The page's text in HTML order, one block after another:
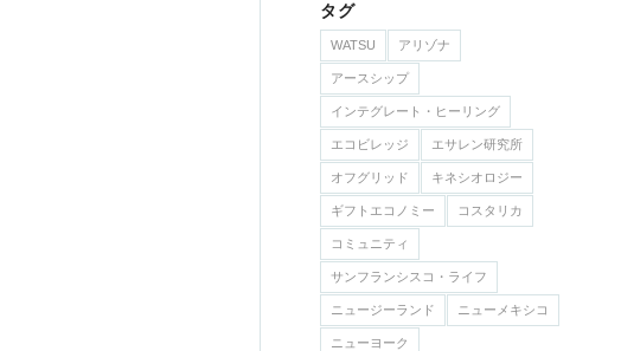
タグ
WATSU アリゾナ
アースシップ
インテグレート・ヒーリング
エコビレッジ エサレン研究所
オフグリッド キネシオロジー
ギフトエコノミー コスタリカ
コミュニティ
サンフランシスコ・ライフ
ニュージーランド ニューメキシコ
ニューヨーク